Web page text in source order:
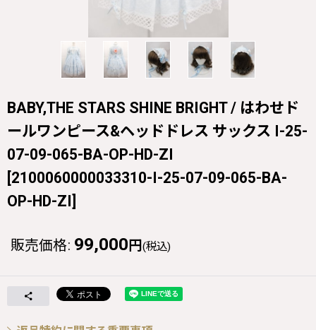
BABY,THE STARS SHINE BRIGHT / はわせド
ールワンピース&ヘッドドレス サックス I-25-
07-09-065-BA-OP-HD-ZI
[2100060000033310-I-25-07-09-065-BA-
OP-HD-ZI]
販売価格: 99,000 円 (税込)